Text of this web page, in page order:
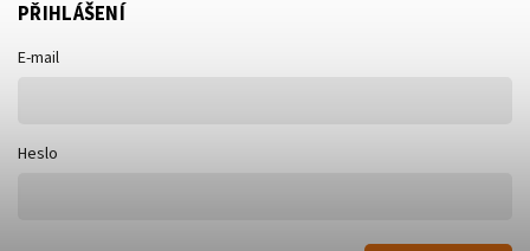
PŘIHLÁŠENÍ
E-mail
Heslo